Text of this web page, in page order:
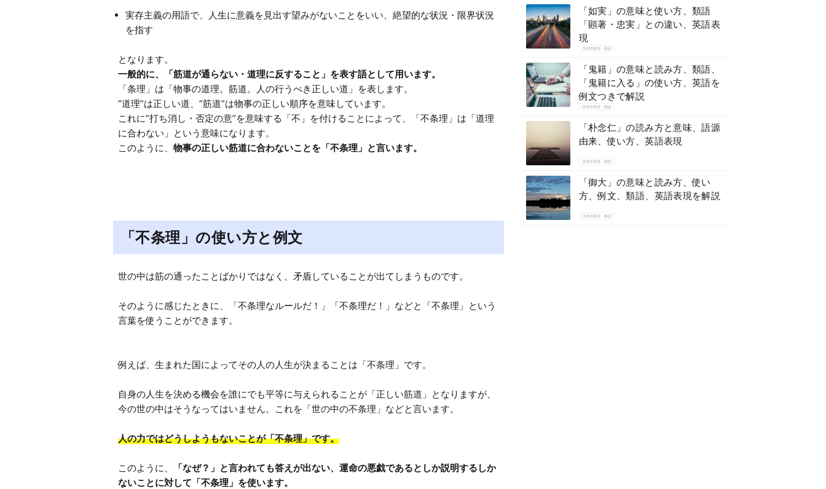
実存主義の用語で、人生に意義を見出す望みがないことをいい、絶望的な状況・限界状況
を指す
一般的に、「筋道が通らない・道理に反すること」を表す語として用います。
「条理」は「物事の道理。筋道。人の行うべき正しい道」を表します。
”道理”は正しい道、”筋道”は物事の正しい順序を意味しています。
これに”打ち消し・否定の意”を意味する「不」を付けることによって、「不条理」は「道理
に合わない」という意味になります。
このように、 物事の正しい筋道に合わないことを「不条理」と言います。
「不条理」の使い方と例文
世の中は筋の通ったことばかりではなく、矛盾していることが出てしまうものです。
そのように感じたときに、「不条理なルールだ！」「不条理だ！」などと「不条理」という
言葉を使うことができます。
例えば、生まれた国によってその人の人生が決まることは「不条理」です。
自身の人生を決める機会を誰にでも平等に与えられることが「正しい筋道」となりますが、
今の世の中はそうなってはいません。これを「世の中の不条理」などと言います。
人の力ではどうしようもないことが「不条理」です。
このように、
「なぜ？」と言われても答えが出ない、運命の悪戯であるとしか説明するしか
ないことに対して「不条理」を使います。
「如実」の意味と使い方、類語
「顕著・忠実」との違い、英語表
現
日本語表現・熟語
「鬼籍」の意味と読み方、類語、
「鬼籍に入る」の使い方、英語を
例文つきで解説
日本語表現・熟語
「朴念仁」の読み方と意味、語源
由来、使い方、英語表現
日本語表現・熟語
「御大」の意味と読み方、使い
方、例文、類語、英語表現を解説
日本語表現・熟語